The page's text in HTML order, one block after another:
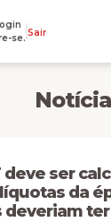
se. Sair
deve ser
da
deveriam